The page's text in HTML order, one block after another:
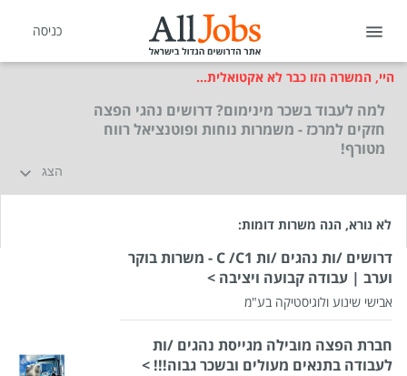
כניסה
היי, המשרה הזו כבר לא אקטואלית...
למה לעבוד בשכר מינימום? דרושים נהגי הפצה
חזקים למרכז - משמרות נוחות ופוטנציאל רווח
מטורף!
הצג
לא נורא, הנה משרות דומות:
דרושים /ות נהגים /ות C /C1 - משרות בוקר
וערב | עבודה קבועה ויציבה >
אבישי שינוע ולוגיסטיקה בע"מ
חברת הפצה מובילה מגייסת נהגים /ות
לעבודה בתנאים מעולים ובשכר גבוה!!! >